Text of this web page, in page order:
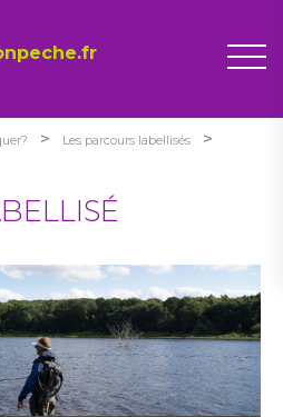
> Les parcours labellisés >